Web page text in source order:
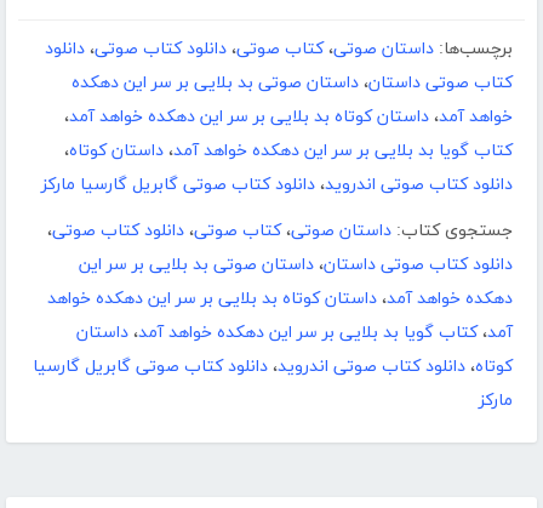
برچسب‌ها: داستان صوتی،کتاب صوتی، دانلود کتاب صوتی، دانلود
کتاب صوتی داستان، داستان صوتی بد بلایی بر سر این دهکده
خواهد آمد، داستان کوتاه بد بلایی بر سر این دهکده خواهد آمد،
کتاب گویا بد بلایی بر سر این دهکده خواهد آمد، داستان کوتاه،
دانلود کتاب صوتی اندروید، دانلود کتاب صوتی گابریل گارسیا مارکز
جستجوی کتاب: داستان صوتی،کتاب صوتی، دانلود کتاب صوتی،
دانلود کتاب صوتی داستان، داستان صوتی بد بلایی بر سر این
دهکده خواهد آمد، داستان کوتاه بد بلایی بر سر این دهکده خواهد
آمد،کتاب گویا بد بلایی بر سر این دهکده خواهد آمد، داستان
کوتاه، دانلود کتاب صوتی اندروید، دانلود کتاب صوتی گابریل گارسیا
مارکز